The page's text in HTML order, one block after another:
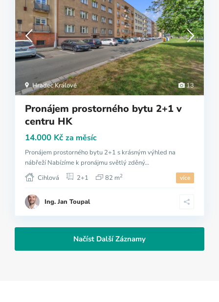
13
Hradec Králové
Pronájem prostorného bytu 2+1 v
centru HK
14.000 Kč za měsíc
Pronájem prostorného bytu 2+1 s krásným výhled na
nábřeží Nabízíme k pronájmu světlý zděný...
Cihlová
2+1 82 m2 více
Ing. Jan Toupal
Načíst Další Záznamy